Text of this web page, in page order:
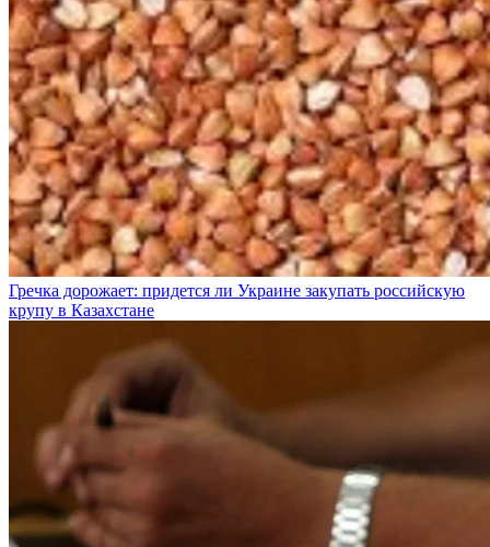
Гречка дорожает: придется ли Украине закупать российскую
крупу в Казахстане